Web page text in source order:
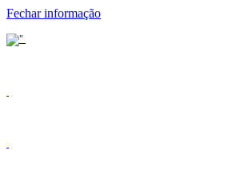
Fechar informação